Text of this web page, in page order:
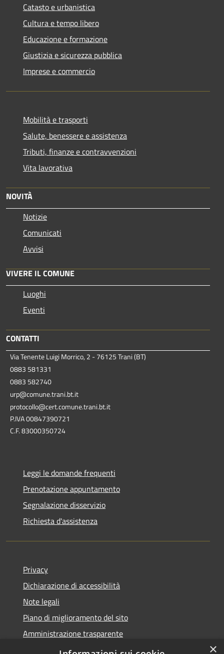
Catasto e urbanistica
Cultura e tempo libero
Educazione e formazione
Giustizia e sicurezza pubblica
Imprese e commercio
Mobilità e trasporti
Salute, benessere e assistenza
Tributi, finanze e contravvenzioni
Vita lavorativa
NOVITÀ
Notizie
Comunicati
Avvisi
VIVERE IL COMUNE
Luoghi
Eventi
CONTATTI
Via Tenente Luigi Morrico, 2 - 76125 Trani (BT)
0883 581331
0883 582740
urp@comune.trani.bt.it
protocollo@cert.comune.trani.bt.it
P.IVA 00847390721
C.F. 83000350724
Leggi le domande frequenti
Prenotazione appuntamento
Segnalazione disservizio
Richiesta d'assistenza
Privacy
Dichiarazione di accessibilità
Note legali
Piano di miglioramento del sito
Amministrazione trasparente
Albo Pretorio
×